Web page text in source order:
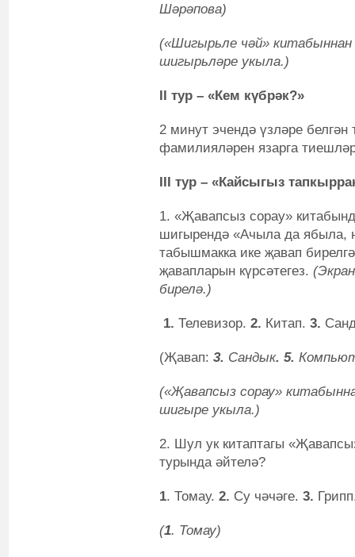
Шәрәпова)
(«Шигырьле чәй»
шигырьләре укыла.)
II тур – «Кем күбрәк?»
2 минут эчендә үзләре
фамилияләрен язарга
III тур – «Кайсыгыз
1. «Җавапсыз сорау»
шигырендә «Ачыла да ябыла,
табышмакка ике җавап
җавапларын күрсәтегез.
бирелә.)
1. Телевизор. 2. Китап. 3.
(Җавап: 3. Сандык. 5.
(«Җавапсыз сорау»
шигыре укыла.)
2. Шул ук китаптагы
турында әйтелә?
1. Томау. 2. Су чәчәге. 3.
(1. Томау)